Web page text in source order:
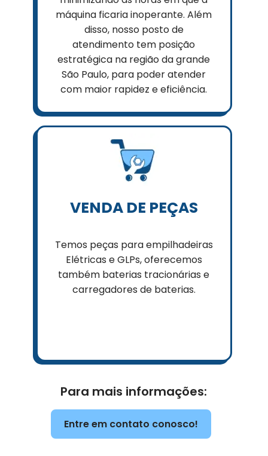
máquina ficaria inoperante. Além
disso, nosso posto de
atendimento tem posição
estratégica na região da grande
São Paulo, para poder atender
com maior rapidez e eficiência.
VENDA DE PEÇAS
Temos peças para empilhadeiras
Elétricas e GLPs, oferecemos
também baterias tracionárias e
carregadores de baterias.
Para mais informações:
Entre em contato conosco!